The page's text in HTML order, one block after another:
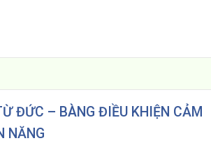
ĐỨC – BÀNG ĐIỀU KHIỆN CẢM
NĂNG